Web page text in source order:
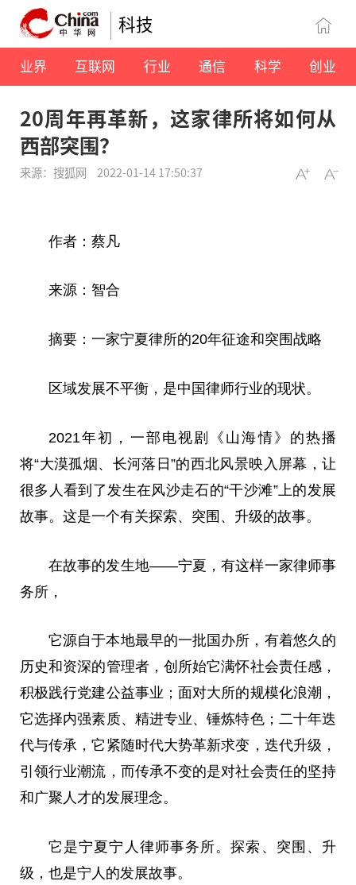
科技
业界 互联网 行业 通信 科学 创业
20周年再革新，这家律所将如何从
西部突围？
来源：搜狐网 2022-01-14 17:50:37
作者：蔡凡
来源：智合
摘要：一家宁夏律所的20年征途和突围战略
区域发展不平衡，是中国律师行业的现状。
2021年初，一部电视剧《山海情》的热播
将“大漠孤烟、长河落日”的西北风景映入屏幕，让
很多人看到了发生在风沙走石的“干沙滩”上的发展
故事。这是一个有关探索、突围、升级的故事。
在故事的发生地——宁夏，有这样一家律师事
务所，
它源自于本地最早的一批国办所，有着悠久的
历史和资深的管理者，创所始它满怀社会责任感，
积极践行党建公益事业；面对大所的规模化浪潮，
它选择内强素质、精进专业、锤炼特色；二十年迭
代与传承，它紧随时代大势革新求变，迭代升级，
引领行业潮流，而传承不变的是对社会责任的坚持
和广聚人才的发展理念。
它是宁夏宁人律师事务所。探索、突围、升
级，也是宁人的发展故事。